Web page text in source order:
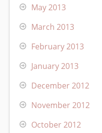
May 2013
March 2013
February 2013
January 2013
December 2012
November 2012
October 2012